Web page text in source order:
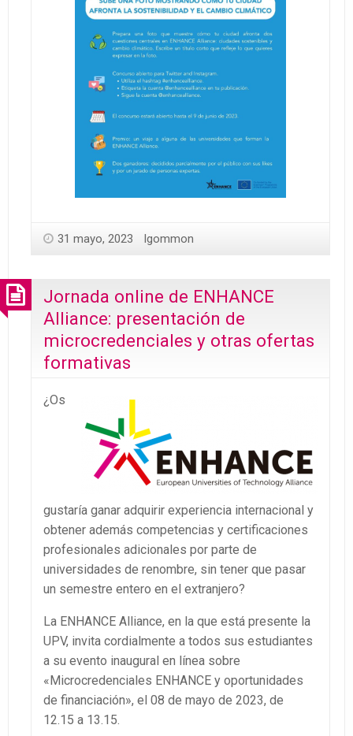
31 mayo, 2023 lgommon
Jornada online de ENHANCE
Alliance: presentación de
microcredenciales y otras ofertas
formativas
¿Os
gustaría ganar adquirir experiencia internacional y
obtener además competencias y certificaciones
profesionales adicionales por parte de
universidades de renombre, sin tener que pasar
un semestre entero en el extranjero?
La ENHANCE Alliance, en la que está presente la
UPV, invita cordialmente a todos sus estudiantes
a su evento inaugural en línea sobre
«Microcredenciales ENHANCE y oportunidades
de financiación», el 08 de mayo de 2023, de
12.15 a 13.15.